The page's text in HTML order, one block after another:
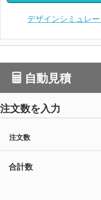
デザインシミュレ
自動見積
注文数を入力
注文数
合計数